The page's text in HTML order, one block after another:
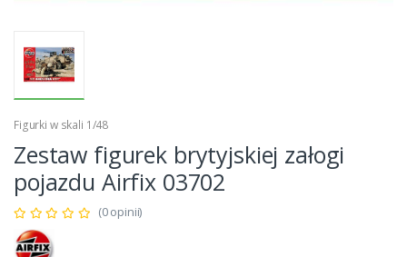
Figurki w skali 1/48
Zestaw figurek brytyjskiej załogi
pojazdu Airfix 03702
(0 opinii)